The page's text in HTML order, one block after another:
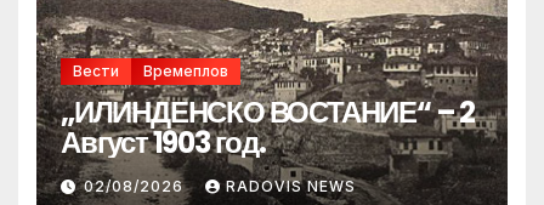
Вести Времеплов
„ИЛИНДЕНСКО ВОСТАНИЕ“ – 2
Август 1903 год.
02/08/2026 RADOVIS NEWS